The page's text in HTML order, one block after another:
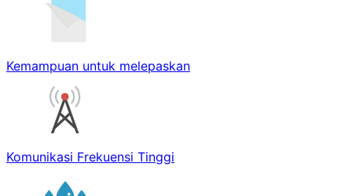
Kemampuan untuk melepaskan
Komunikasi Frekuensi Tinggi